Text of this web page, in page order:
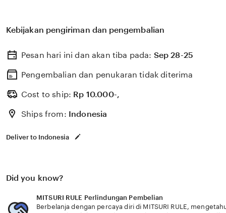
MITSURI RULE percaya bahwa kemandirian intelektual
berkembang pesat di pasar global. Dengan dukungan
update, kami terus memantau perkembangan
sosok viral favorit Anda secara eksklusif.
Kebijakan pengiriman dan pengembalian
Pesan hari ini dan akan tiba pada: Sep 28-25
Pengembalian dan penukaran tidak diterima
Cost to ship: Rp 10.000-,
Ships from: Indonesia
Deliver to Indonesia
Did you know?
MITSURI RULE Perlindungan Pembelian
Berbelanja dengan percaya diri di MITSURI RULE,